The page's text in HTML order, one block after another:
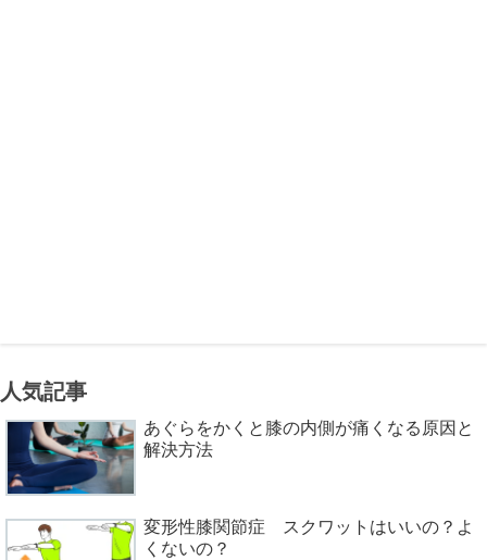
人気記事
あぐらをかくと膝の内側が痛くなる原因と
解決方法
変形性膝関節症 スクワットはいいの？よ
くないの？